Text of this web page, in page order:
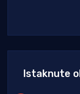
Istaknute